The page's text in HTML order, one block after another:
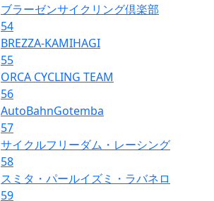
ブラーゼンサイクリング倶楽部
54
BREZZA-KAMIHAGI
55
ORCA CYCLING TEAM
56
AutoBahnGotemba
57
サイクルフリーダム・レーシング
58
スミタ・パールイズミ・ラバネロ
59